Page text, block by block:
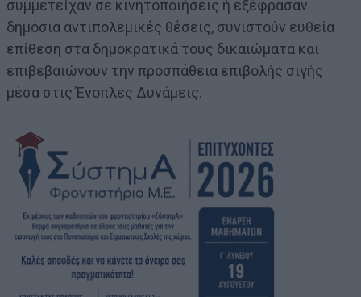
συμμετείχαν σε κινητοποιήσεις ή εξέφρασαν
δημόσια αντιπολεμικές θέσεις, συνιστούν ευθεία
επίθεση στα δημοκρατικά τους δικαιώματα και
επιβεβαιώνουν την προσπάθεια επιβολής σιγής
μέσα στις Ένοπλες Δυνάμεις.